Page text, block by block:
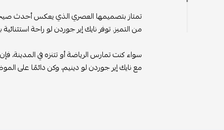
تمتاز بتصميمها العصري الذي يعكس أحدث
من التميز. توفر نايك إير جوردن لو راحة
سواء كنت تمارس الرياضة أو تتنزه في المدينة،
مع نايك إير جوردن لو دينيم، وكن دائمًا على